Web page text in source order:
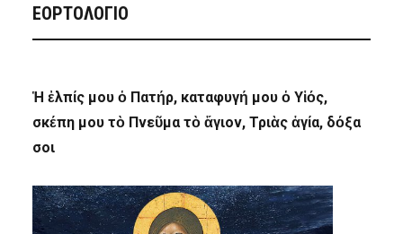
ΕΟΡΤΟΛΟΓΙΟ
Ἡ ἐλπίς μου ὁ Πατήρ, καταφυγή μου ὁ Υἱός,
σκέπη μου τὸ Πνεῦμα τὸ ἅγιον, Τριὰς ἁγία, δόξα
σοι